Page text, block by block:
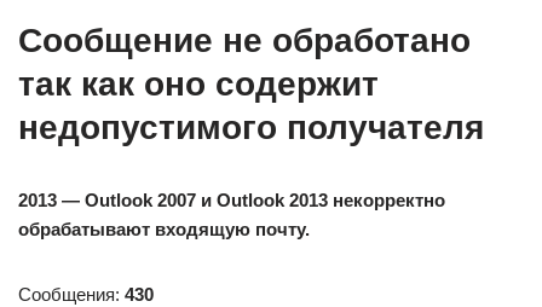
Сообщение не обработано
так как оно содержит
недопустимого получателя
2013 — Outlook 2007 и Outlook 2013 некорректно
обрабатывают входящую почту.
Сообщения: 430